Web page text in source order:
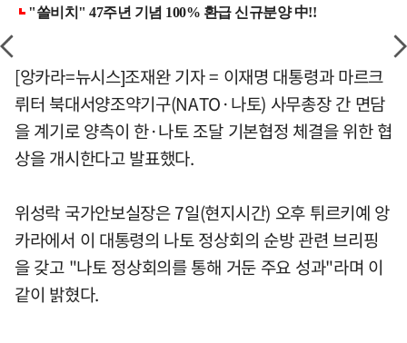
[앙카라=뉴시스]조재완 기자 = 이재명 대통령과 마르크
뤼터 북대서양조약기구(NATO·나토) 사무총장 간 면담
을 계기로 양측이 한·나토 조달 기본협정 체결을 위한 협
상을 개시한다고 발표했다.
위성락 국가안보실장은 7일(현지시간) 오후 튀르키예 앙
카라에서 이 대통령의 나토 정상회의 순방 관련 브리핑
을 갖고 "나토 정상회의를 통해 거둔 주요 성과"라며 이
같이 밝혔다.